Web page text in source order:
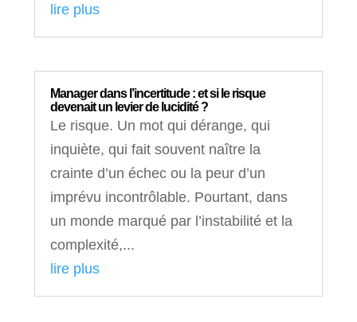
lire plus
Manager dans l’incertitude : et si le risque
devenait un levier de lucidité ?
Le risque. Un mot qui dérange, qui
inquiète, qui fait souvent naître la
crainte d’un échec ou la peur d’un
imprévu incontrôlable. Pourtant, dans
un monde marqué par l’instabilité et la
complexité,...
lire plus